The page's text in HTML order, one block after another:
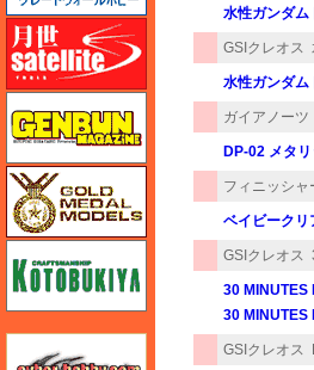
水性ガンダム
GSIクレオス
水性ガンダム
ガイアノーツ
DP-02 メタ
フィニッシャ
ベイビークリ
GSIクレオス
30 MINUTES
30 MINUTES
GSIクレオス
ゲンブンマガジン
ゴールドメダルモデルズ
サイバーホビー